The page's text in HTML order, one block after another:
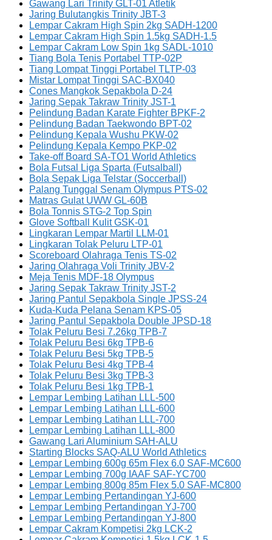
Gawang Lari Trinity GLT-01 Atletik
Jaring Bulutangkis Trinity JBT-3
Lempar Cakram High Spin 2kg SADH-1200
Lempar Cakram High Spin 1.5kg SADH-1.5
Lempar Cakram Low Spin 1kg SADL-1010
Tiang Bola Tenis Portabel TTP-02P
Tiang Lompat Tinggi Portabel TLTP-03
Mistar Lompat Tinggi SAC-BX040
Cones Mangkok Sepakbola D-24
Jaring Sepak Takraw Trinity JST-1
Pelindung Badan Karate Fighter BPKF-2
Pelindung Badan Taekwondo BPT-02
Pelindung Kepala Wushu PKW-02
Pelindung Kepala Kempo PKP-02
Take-off Board SA-TO1 World Athletics
Bola Futsal Liga Sparta (Futsalball)
Bola Sepak Liga Telstar (Soccerball)
Palang Tunggal Senam Olympus PTS-02
Matras Gulat UWW GL-60B
Bola Tonnis STG-2 Top Spin
Glove Softball Kulit GSK-01
Lingkaran Lempar Martil LLM-01
Lingkaran Tolak Peluru LTP-01
Scoreboard Olahraga Tenis TS-02
Jaring Olahraga Voli Trinity JBV-2
Meja Tenis MDF-18 Olympus
Jaring Sepak Takraw Trinity JST-2
Jaring Pantul Sepakbola Single JPSS-24
Kuda-Kuda Pelana Senam KPS-05
Jaring Pantul Sepakbola Double JPSD-18
Tolak Peluru Besi 7.26kg TPB-7
Tolak Peluru Besi 6kg TPB-6
Tolak Peluru Besi 5kg TPB-5
Tolak Peluru Besi 4kg TPB-4
Tolak Peluru Besi 3kg TPB-3
Tolak Peluru Besi 1kg TPB-1
Lempar Lembing Latihan LLL-500
Lempar Lembing Latihan LLL-600
Lempar Lembing Latihan LLL-700
Lempar Lembing Latihan LLL-800
Gawang Lari Aluminium SAH-ALU
Starting Blocks SAQ-ALU World Athletics
Lempar Lembing 600g 65m Flex 6.0 SAF-MC600
Lempar Lembing 700g IAAF SAF-YC700
Lempar Lembing 800g 85m Flex 5.0 SAF-MC800
Lempar Lembing Pertandingan YJ-600
Lempar Lembing Pertandingan YJ-700
Lempar Lembing Pertandingan YJ-800
Lempar Cakram Kompetisi 2kg LCK-2